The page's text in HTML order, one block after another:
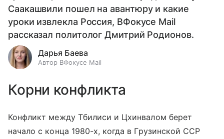
Саакашвили пошел на авантюру и какие
уроки извлекла Россия, ВФокусе Mail
рассказал политолог Дмитрий Родионов.
Дарья Баева
Автор ВФокусе Mail
Корни конфликта
Конфликт между Тбилиси и Цхинвалом берет
начало с конца 1980-х, когда в Грузинской ССР